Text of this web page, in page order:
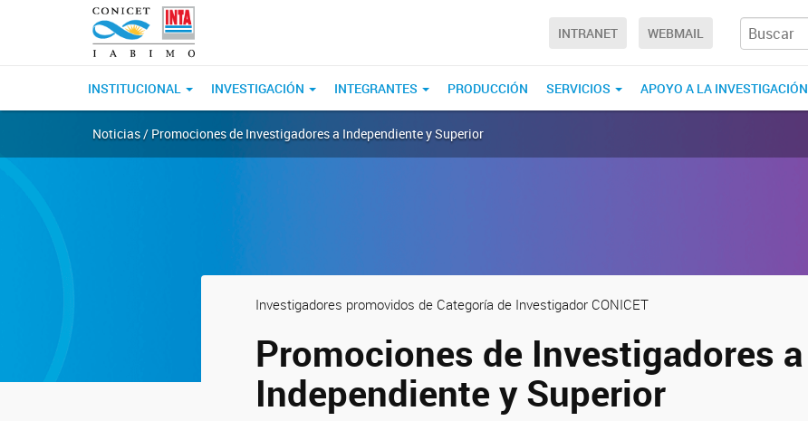
INTRANET WEBMAIL
INSTITUCIONAL INVESTIGACIÓN INTEGRANTES PRODUCCIÓN SERVICIOS APOYO A LA INVESTIGACIÓN
Noticias / Promociones de Investigadores a Independiente y Superior
Investigadores promovidos de Categoría de Investigador CONICET
Promociones de Investigadores a
Independiente y Superior